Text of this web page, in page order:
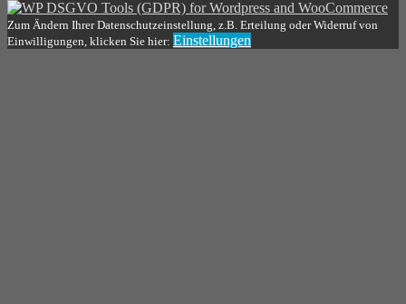
Zum Ändern Ihrer Datenschutzeinstellung, z.B. Erteilung oder Widerruf von
Einwilligungen, klicken Sie hier: Einstellungen